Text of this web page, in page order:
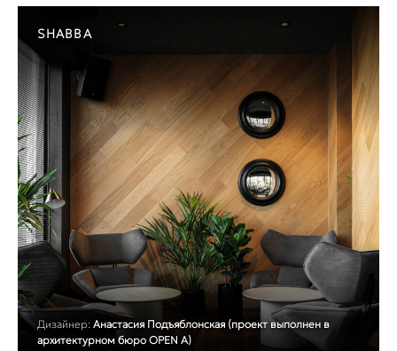
SHABBA
Дизайнер: Анастасия Подъяблонская (проект выполнен в
архитектурном бюро OPEN A)